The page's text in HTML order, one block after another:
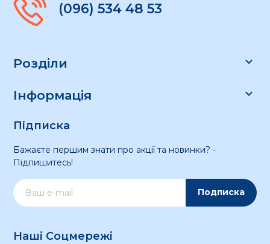
(096) 534 48 53
Розділи 
Інформація 
Підписка
Бажаєте першим знати про акції та новинки? -
Підпишитесь!
Подписка
Наші Соцмережі